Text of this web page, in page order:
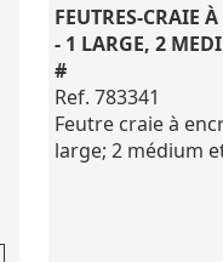
FEUTRES-CRAIE
- 1 LARGE, 2
#
Ref. 783341
Feutre craie à
large; 2 médium